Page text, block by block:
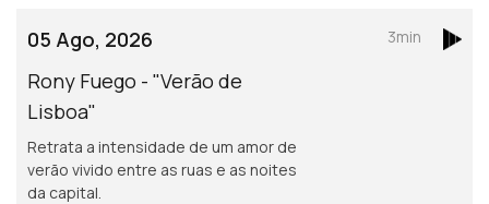
05 Ago, 2026
Rony Fuego - "Verão de
Lisboa"
Retrata a intensidade de um amor de
verão vivido entre as ruas e as noites
da capital.
3min